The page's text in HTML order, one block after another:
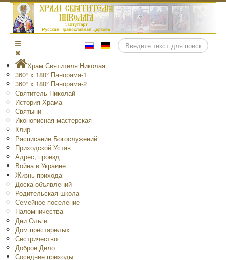
Поиск
Храм Святителя Николая
360° x 180° Панорама-1
360° x 180° Панорама-2
Святитель Николай
История Храма
Святыни
Иконописная мастерская
Клир
Расписание Богослужений
Приходской Устав
Адрес, проезд
Война в Украине
Жизнь прихода
Доска объявлений
Родительская школа
Семейное поселение
Паломничества
Дни Ольги
Дом престарелых
Сестричество
Доброе Дело
Соседние приходы